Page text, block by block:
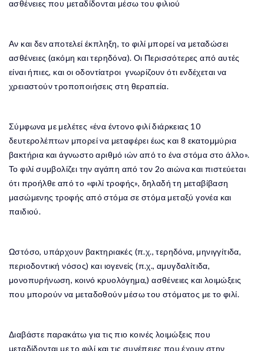
ασθένειες που μεταδίδονται μέσω του φιλιού
Αν και δεν αποτελεί έκπληξη, το φιλί μπορεί να μεταδώσει
ασθένειες (ακόμη και τερηδόνα). Οι Περισσότερες από αυτές
είναι ήπιες, και οι οδοντίατροι γνωρίζουν ότι ενδέχεται να
χρειαστούν τροποποιήσεις στη θεραπεία.
Σύμφωνα με μελέτες «ένα έντονο φιλί διάρκειας 10
δευτερολέπτων μπορεί να μεταφέρει έως και 8 εκατομμύρια
βακτήρια και άγνωστο αριθμό ιών από το ένα στόμα στο άλλο».
Το φιλί συμβολίζει την αγάπη από τον 2ο αιώνα και πιστεύεται
ότι προήλθε από το «φιλί τροφής», δηλαδή τη μεταβίβαση
μασώμενης τροφής από στόμα σε στόμα μεταξύ γονέα και
παιδιού.
Ωστόσο, υπάρχουν βακτηριακές (π.χ., τερηδόνα, μηνιγγίτιδα,
περιοδοντική νόσος) και ιογενείς (π.χ., αμυγδαλίτιδα,
μονοπυρήνωση, κοινό κρυολόγημα,) ασθένειες και λοιμώξεις
που μπορούν να μεταδοθούν μέσω του στόματος με το φιλί.
Διαβάστε παρακάτω για τις πιο κοινές λοιμώξεις που
μεταδίδονται με το φιλί και τις συνέπειες που έχουν στην